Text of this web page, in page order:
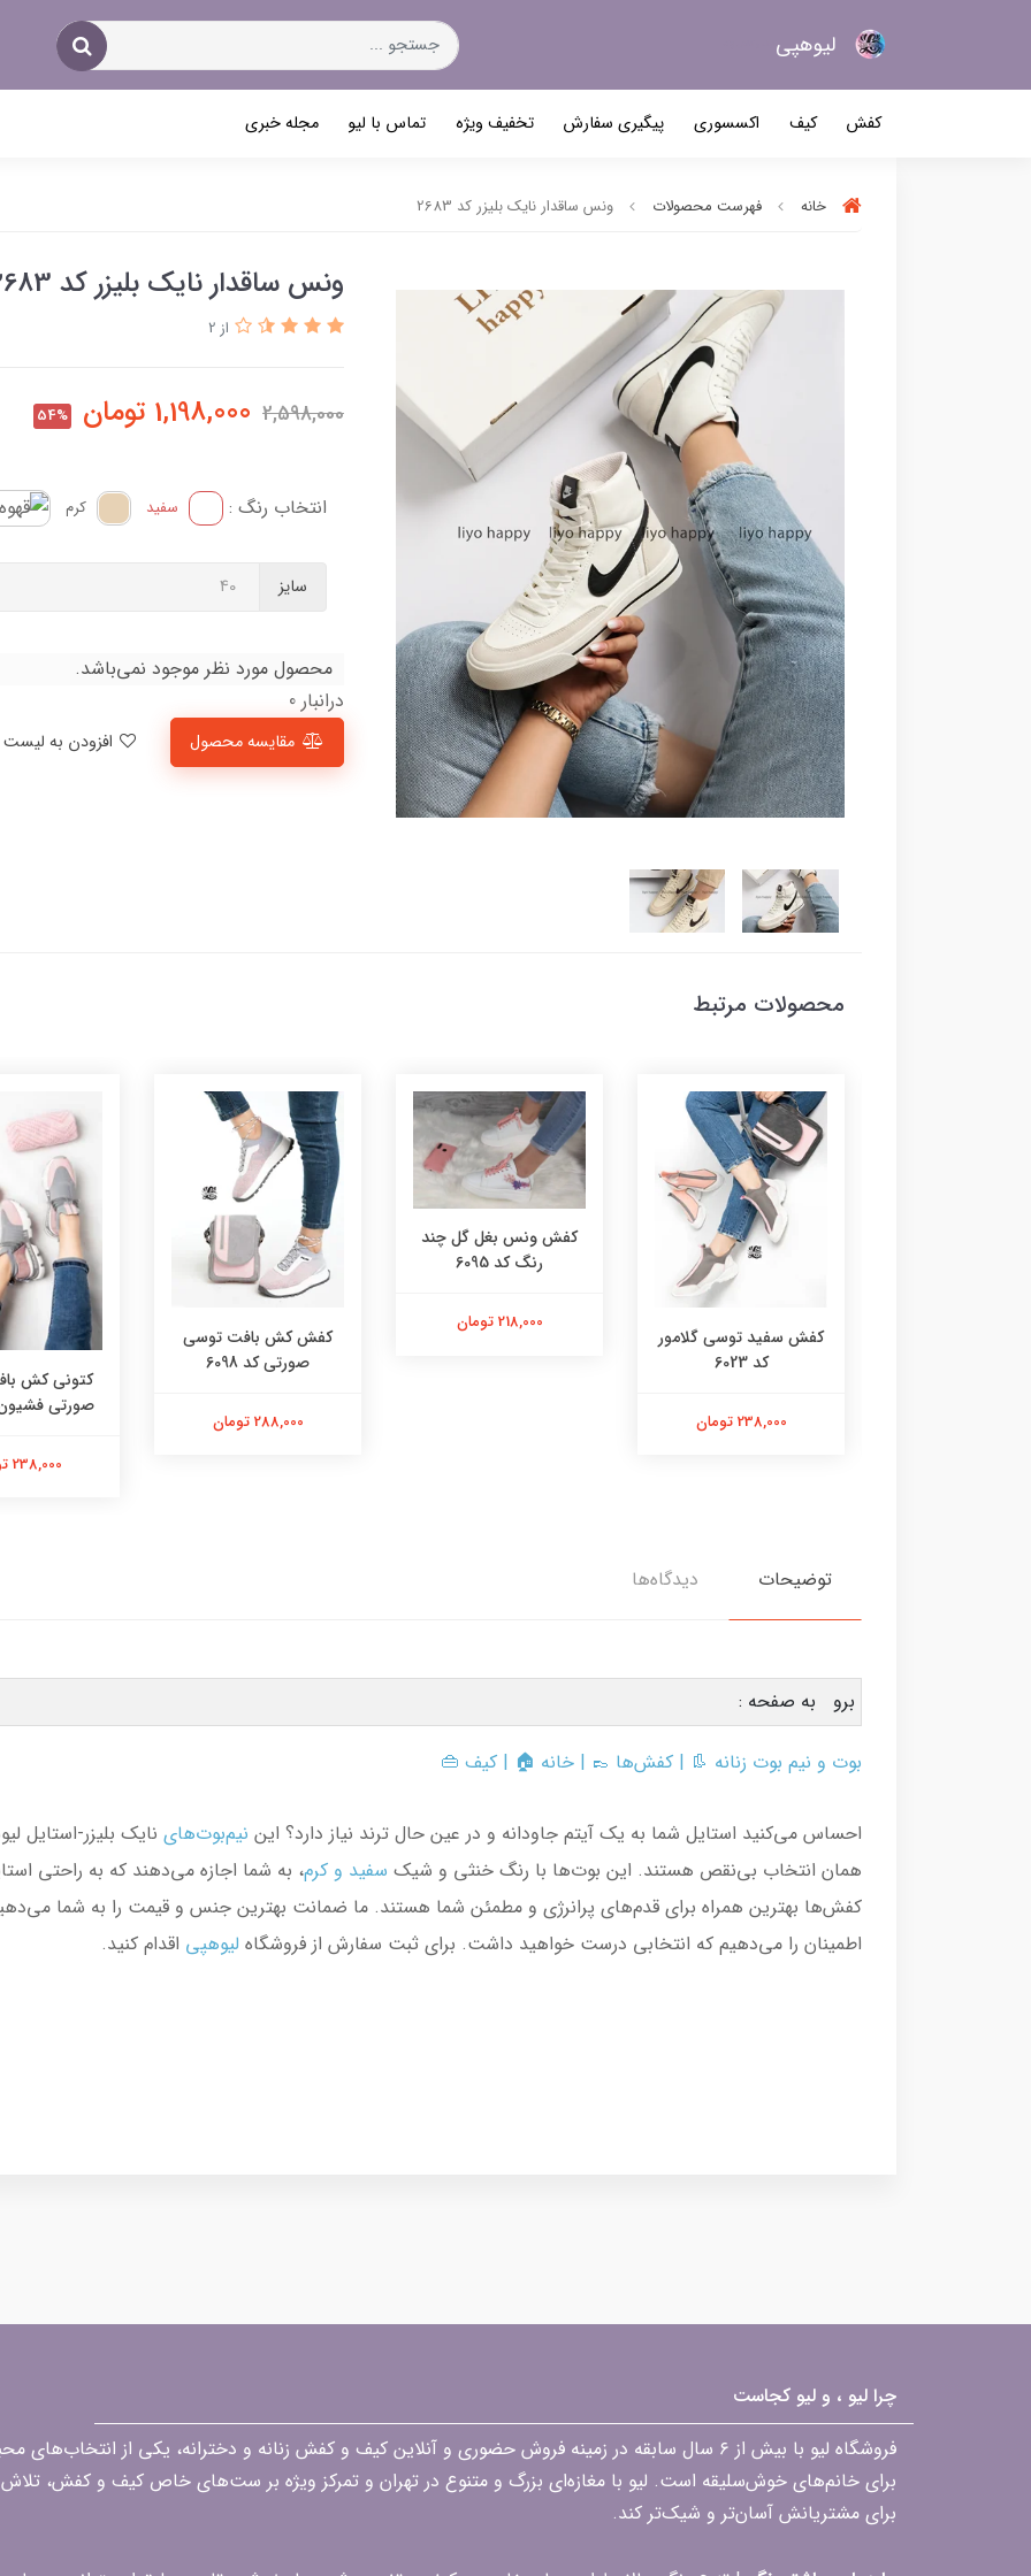
لیو‌هپی
کفش کیف اکسسوری پیگیری سفارش تخفیف ویژه تماس با لیو مجله خبری
خانه فهرست محصولات ونس ساقدار نایک بلیزر کد 2683
ونس ساقدار نایک بلیزر کد 2683
از 2
2,598,000
1,198,000 تومان 54%
انتخاب رنگ : سفید کرم
سایز
محصول مورد نظر موجود نمی‌باشد.
درانبار 0
مقایسه محصول
محصولات مرتبط
کفش سفید توسی گلامور
کد 6023
238,000 تومان
کفش ونس بغل گل چند
رنگ کد 6095
218,000 تومان
کفش کش بافت توسی
صورتی کد 6098
288,000 تومان
کتونی کش
صورتی فشیون کد
238,000 تومان
توضیحات دیدگاه‌ها
برو به صفحه :
بوت و نیم بوت زنانه 👢 | کفش‌ها 👞 | خانه 🏠 | کیف 👜
احساس می‌کنید استایل شما به یک آیتم جاودانه و در عین حال ترند نیاز دارد؟ این نیم‌بوت‌های نایک بلیزر-استایل
همان انتخاب بی‌نقص هستند. این بوت‌ها با رنگ خنثی و شیک سفید و کرم، به شما اجازه می‌دهند که به راحتی
اطمینان را می‌دهیم که انتخابی درست خواهید داشت. برای ثبت سفارش از فروشگاه لیوهپی اقدام کنید.
چرا لیو ، و لیو کجاست
فروشگاه لیو با بیش از ۶ سال سابقه در زمینه فروش حضوری و آنلاین کیف و کفش زنانه و دخترانه، یکی از
برای خانم‌های خوش‌سلیقه است. لیو با مغازه‌ای بزرگ و متنوع در تهران و تمرکز ویژه بر ست‌های خاص کیف و کفش، تلاش
برای مشتریانش آسان‌تر و شیک‌تر کند.